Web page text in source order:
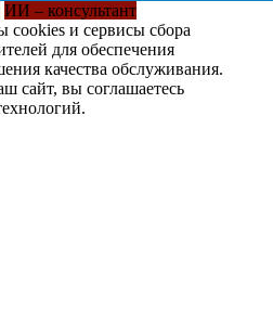
ИИ – консультант
cookies и сервисы сбора
для обеспечения
качества обслуживания.
сайт, вы соглашаетесь